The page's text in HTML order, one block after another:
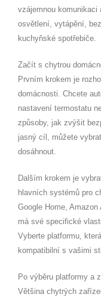
vzájemnou komunikaci
osvětlení, vytápění,
kuchyňské spotřebiče.
Začít s chytrou
Prvním krokem je
domácnosti. Chcete
nastavení termostatu
způsoby, jak zvýšit
jasný cíl, můžete
dosáhnout.
Dalším krokem je
hlavních systémů pro
Google Home,
má své specifické
Vyberte platformu,
kompatibilní s vašimi
Po výběru platformy a
Většina chytrých